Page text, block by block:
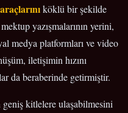
köklü bir şekilde
yazışmalarının yerini,
medya platformları ve video
iletişimin hızını
da beraberinde getirmiştir.
kitlelere ulaşabilmesini